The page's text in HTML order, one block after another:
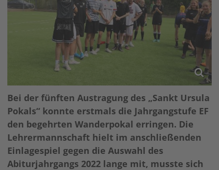
Bei der fünften Austragung des „Sankt Ursula
Pokals“ konnte erstmals die Jahrgangstufe EF
den begehrten Wanderpokal erringen. Die
Lehrermannschaft hielt im anschließenden
Einlagespiel gegen die Auswahl des
Abiturjahrgangs 2022 lange mit, musste sich